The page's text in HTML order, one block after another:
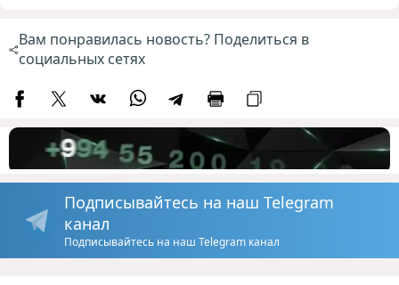
Вам понравилась новость? Поделиться в
социальных сетях
Подписывайтесь на наш Telegram
канал
Подписывайтесь на наш Telegram канал